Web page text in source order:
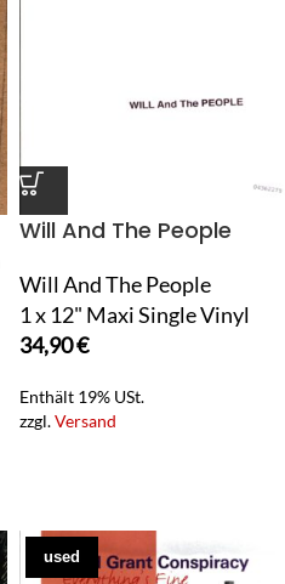
Will And The People
Will And The People
1 x 12" Maxi Single Vinyl
34,90€
Enthält 19% USt.
zzgl.Versand
used